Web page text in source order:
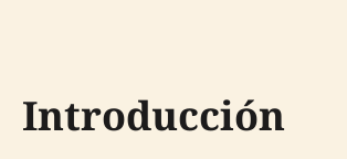
Introducción